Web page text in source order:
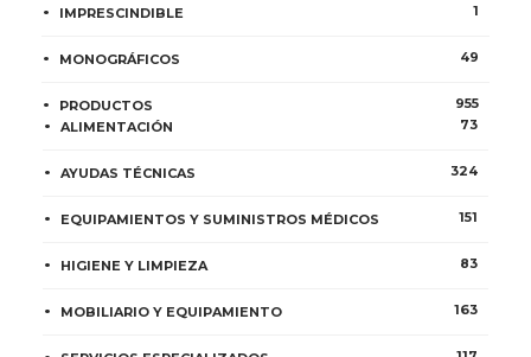
IMPRESCINDIBLE 1
MONOGRÁFICOS 49
PRODUCTOS
955
ALIMENTACIÓN
73
AYUDAS TÉCNICAS 324
EQUIPAMIENTOS Y SUMINISTROS MÉDICOS 151
HIGIENE Y LIMPIEZA 83
MOBILIARIO Y EQUIPAMIENTO 163